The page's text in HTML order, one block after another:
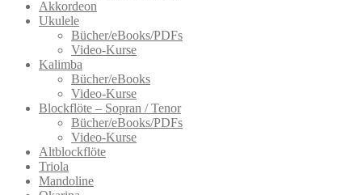
Akkordeon
Ukulele
Bücher/eBooks/PDFs
Video-Kurse
Kalimba
Bücher/eBooks
Video-Kurse
Blockflöte – Sopran / Tenor
Bücher/eBooks/PDFs
Video-Kurse
Altblockflöte
Triola
Mandoline